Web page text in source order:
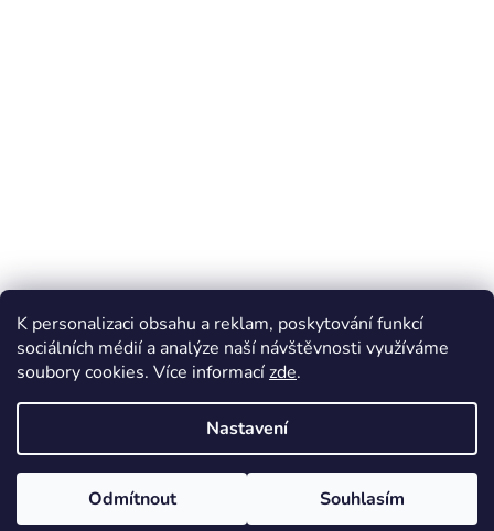
K personalizaci obsahu a reklam, poskytování funkcí
sociálních médií a analýze naší návštěvnosti využíváme
soubory cookies. Více informacízde.
Nastavení
Odmítnout Souhlasím
Copyright 2026BonaFeed.cz. Všechna práva vyhrazena.Upravit